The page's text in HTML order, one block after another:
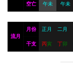
空亡 午未 午未
流月
月份 正月 二月
干支 丙寅 丁卯